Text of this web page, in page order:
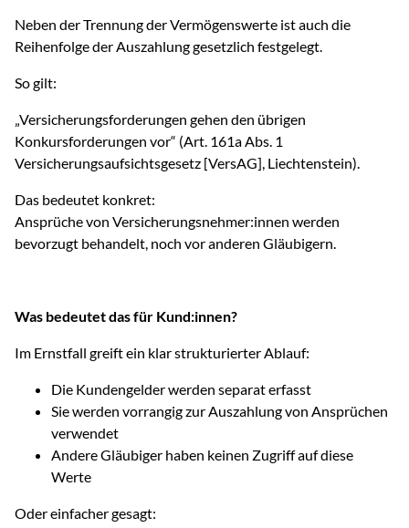
Neben der Trennung der Vermögenswerte ist auch die
Reihenfolge der Auszahlung gesetzlich festgelegt.
So gilt:
„Versicherungsforderungen gehen den übrigen
Konkursforderungen vor“ (Art. 161a Abs. 1
Versicherungsaufsichtsgesetz [VersAG], Liechtenstein).
Das bedeutet konkret:
Ansprüche von Versicherungsnehmer:innen werden
bevorzugt behandelt, noch vor anderen Gläubigern.
Was bedeutet das für Kund:innen?
Im Ernstfall greift ein klar strukturierter Ablauf:
Die Kundengelder werden separat erfasst
Sie werden vorrangig zur Auszahlung von Ansprüchen
verwendet
Andere Gläubiger haben keinen Zugriff auf diese
Werte
Oder einfacher gesagt: